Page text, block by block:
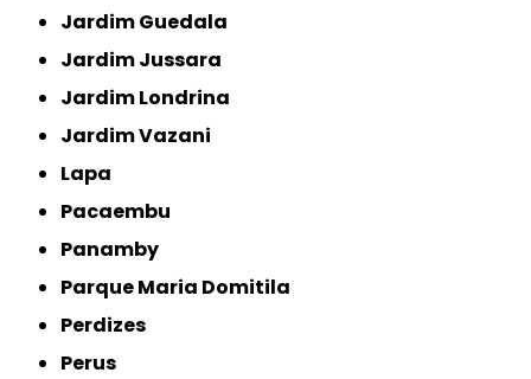
Jardim Guedala
Jardim Jussara
Jardim Londrina
Jardim Vazani
Lapa
Pacaembu
Panamby
Parque Maria Domitila
Perdizes
Perus